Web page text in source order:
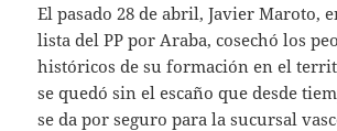
El pasado 28 de abril, Javier Maroto,
lista del PP por Araba, cosechó los
históricos de su formación en el
se quedó sin el escaño que desde
se da por seguro para la sucursal